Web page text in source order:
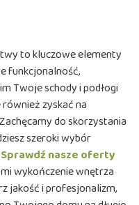
to kluczowe elementy
funkcjonalność,
Twoje schody i podłogi
zyskać na
do skorzystania
szeroki wybór
Sprawdź nasze oferty
wykończenie wnętrza
jakość i profesjonalizm,